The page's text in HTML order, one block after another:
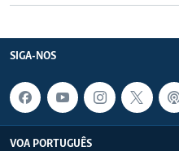
SIGA-NOS
VOA PORTUGUÊS